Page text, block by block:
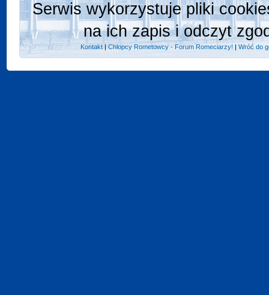
Serwis wykorzystuje pliki
na ich zapis i odczyt
Kontakt |Chlopcy Rometowcy - Forum Romeciarzy! |Wróć do